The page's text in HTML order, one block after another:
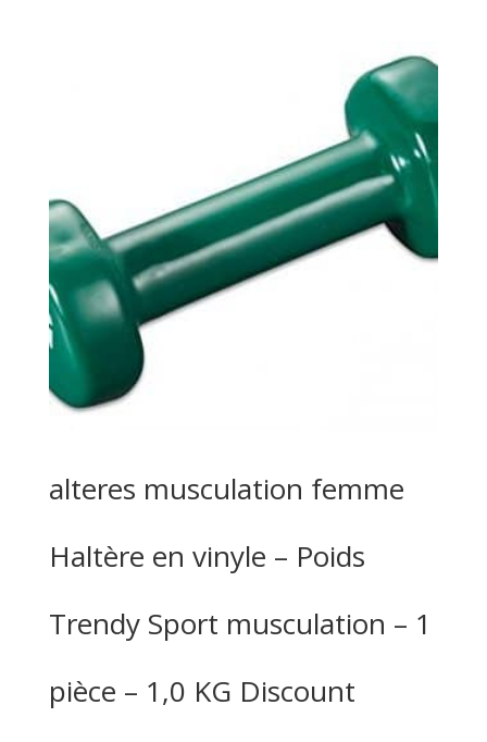
alteres musculation femme
Haltère en vinyle – Poids
Trendy Sport musculation – 1
pièce – 1,0 KG Discount